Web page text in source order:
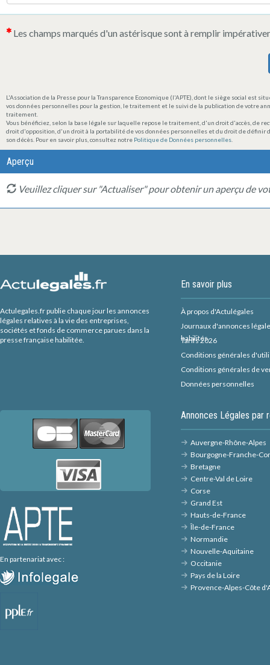
Les champs marqués d'un astérisque sont à remplir
L'Association de la Presse pour la Transparence Economique (l'APTE), dont le siège social
vos données personnelles pour la gestion, le traitement et le suivi de la publication de votre
traitement.
Vous bénéficiez, selon la base légale sur laquelle repose le traitement, d'un droit d'accès, de
droit d'opposition, d'un droit à la portabilité de vos données personnelles et du droit de définir
son décès. Pour en savoir plus, consultez notre Politique de Données personnelles
Aperçu
Veuillez cliquer sur "Actualiser" pour obtenir un aperçu de
Actulegales.fr publie chaque jour les annonces
légales relatives à la vie des entreprises,
sociétés et fonds de commerce parues dans la
presse française habilitée.
En savoir plus
À propos d'Actulégales
Journaux d'annonces
habilités
Tarifs 2026
Conditions générales
Conditions générales de
Données personnelles
En partenariat avec :
Annonces Légales par
Auvergne-Rhône-Alpes
Bourgogne-Franche-
Bretagne
Centre-Val de Loire
Corse
Grand Est
Hauts-de-France
Île-de-France
Normandie
Nouvelle-Aquitaine
Occitanie
Pays de la Loire
Provence-Alpes-Côte